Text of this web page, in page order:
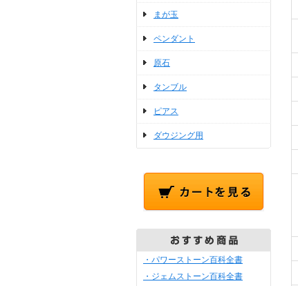
まが玉
ペンダント
原石
タンブル
ピアス
ダウジング用
・パワーストーン百科全書
・ジェムストーン百科全書